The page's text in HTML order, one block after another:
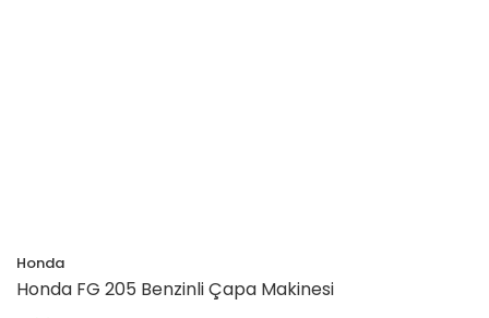
Honda
Honda FG 205 Benzinli Çapa Makinesi